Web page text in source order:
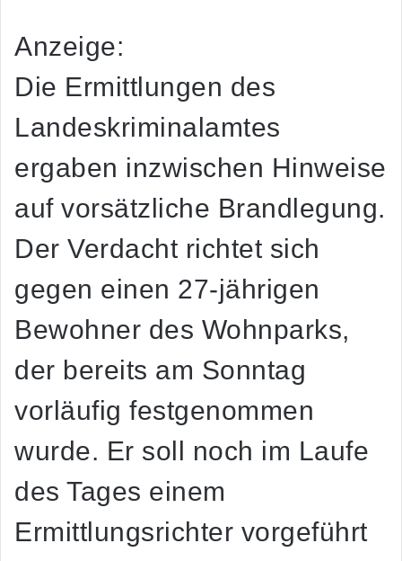
Anzeige:
Die Ermittlungen des
Landeskriminalamtes
ergaben inzwischen Hinweise
auf vorsätzliche Brandlegung.
Der Verdacht richtet sich
gegen einen 27-jährigen
Bewohner des Wohnparks,
der bereits am Sonntag
vorläufig festgenommen
wurde. Er soll noch im Laufe
des Tages einem
Ermittlungsrichter vorgeführt